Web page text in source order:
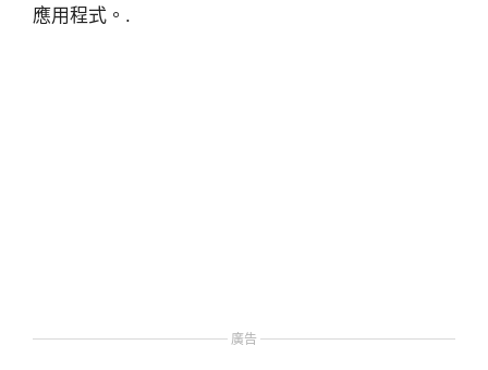
應用程式。.
廣告